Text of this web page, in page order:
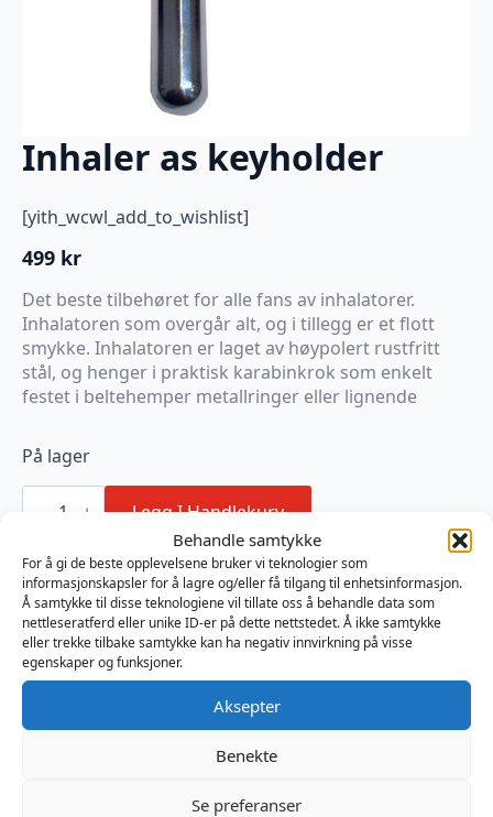
Behandle samtykke
For å gi de beste opplevelsene bruker vi teknologier som
informasjonskapsler for å lagre og/eller få tilgang til enhetsinformasjon.
Å samtykke til disse teknologiene vil tillate oss å behandle data som
nettleseratferd eller unike ID-er på dette nettstedet. Å ikke samtykke
eller trekke tilbake samtykke kan ha negativ innvirkning på visse
egenskaper og funksjoner.
Aksepter
Benekte
Se preferanser
Inhaler as keyholder
[yith_wcwl_add_to_wishlist]
499 kr
Det beste tilbehøret for alle fans av inhalatorer.
Inhalatoren som overgår alt, og i tillegg er et flott
smykke. Inhalatoren er laget av høypolert rustfritt
stål, og henger i praktisk karabinkrok som enkelt
festet i beltehemper metallringer eller lignende
På lager
Inhaler
as Legg I Handlekurv
Produktnummer:MB901100
Kategorier:Glid og Hygiene,Tilbehør
Brand:Mister B